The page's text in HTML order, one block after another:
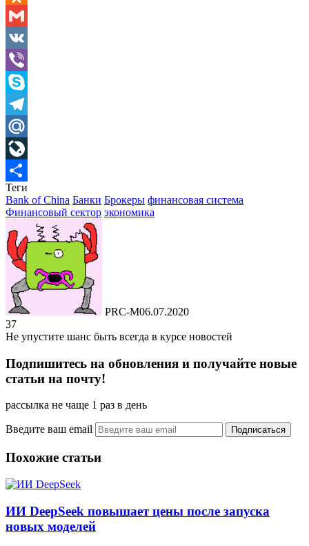
Odnoklassniki
Gmail
VK
Viber
Skype
Telegram
Mail.Ru
LiveJournal
Отправить
Теги
Bank of China Банки Брокеры финансовая система
Финансовый сектор экономика
PRC-M06.07.2020
37
Не упустите шанс быть всегда в курсе новостей
Подпишитесь на обновления и получайте новые
статьи на почту!
рассылка не чаще 1 раз в день
Введите ваш email
Похожие статьи
ИИ DeepSeek повышает цены после запуска
новых моделей